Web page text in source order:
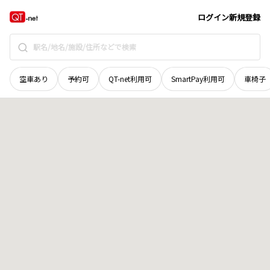
ログイン新規登録
空車あり 予約可 QT-net利用可 SmartPay利用可 車椅子
滋賀県